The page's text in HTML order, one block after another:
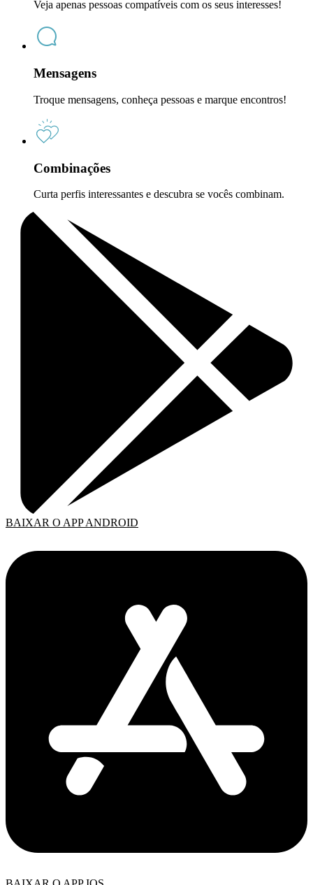
Veja apenas pessoas compatíveis com os seus interesses!
Mensagens
Troque mensagens, conheça pessoas e marque encontros!
Combinações
Curta perfis interessantes e descubra se vocês combinam.
BAIXAR O APP ANDROID